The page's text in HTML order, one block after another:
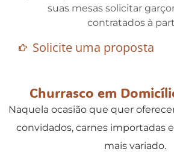
suas mesas solicitar
contratados à
Solicite uma proposta
Churrasco em
Naquela ocasião que quer
convidados, carnes importadas
mais variado.